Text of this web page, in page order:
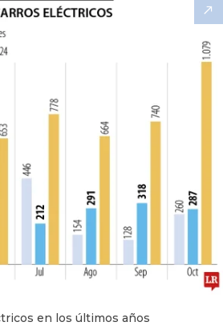
en los últimos años